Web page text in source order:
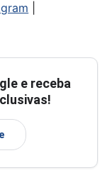
e receba